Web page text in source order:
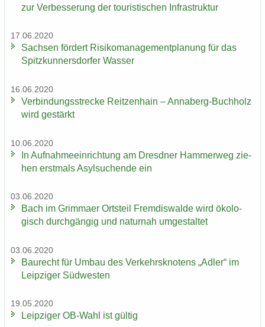
zur Ver­bes­se­rung der tou­ris­ti­schen In­fra­struk­tur
17.06.2020
Sach­sen för­dert Ri­si­ko­ma­nage­ment­pla­nung für das
Spitz­kun­ners­dor­fer Was­ser
16.06.2020
Ver­bin­dungs­stre­cke Reit­zen­hain – Annaberg-​Buchholz
wird ge­stärkt
10.06.2020
In Auf­nah­me­ein­rich­tung am Dresd­ner Ham­mer­weg zie­
hen erst­mals Asyl­su­chen­de ein
03.06.2020
Bach im Grim­ma­er Orts­teil Frem­dis­wal­de wird öko­lo­
gisch durch­gän­gig und na­tur­nah um­ge­stal­tet
03.06.2020
Bau­recht für Umbau des Ver­kehrs­kno­tens „Adler“ im
Leip­zi­ger Süd­wes­ten
19.05.2020
Leip­zi­ger OB-​Wahl ist gül­tig